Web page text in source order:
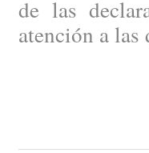
de las
atención a las